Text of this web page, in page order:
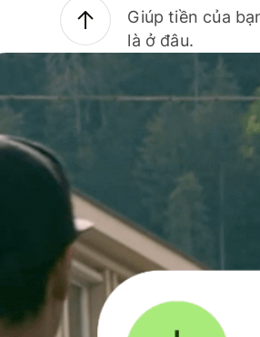
Giúp tiền của
là ở đâu.